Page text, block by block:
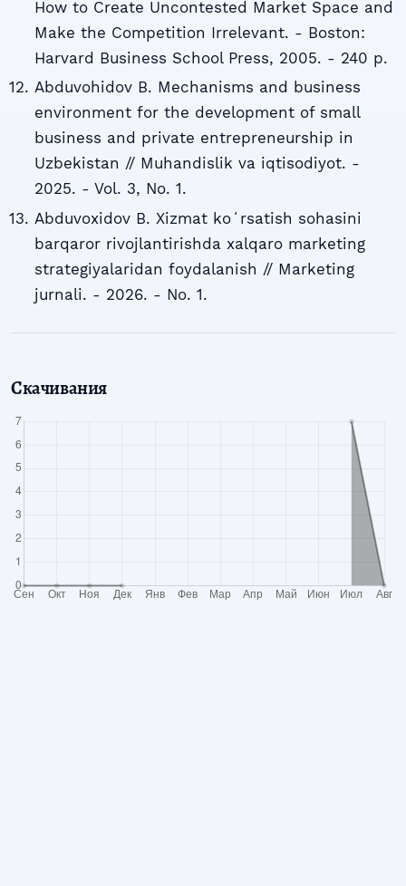
How to Create Uncontested Market Space and
Make the Competition Irrelevant. - Boston:
Harvard Business School Press, 2005. - 240 p.
Abduvohidov B. Mechanisms and business
environment for the development of small
business and private entrepreneurship in
Uzbekistan // Muhandislik va iqtisodiyot. -
2025. - Vol. 3, No. 1.
Abduvoxidov B. Xizmat koʻrsatish sohasini
barqaror rivojlantirishda xalqaro marketing
strategiyalaridan foydalanish // Marketing
jurnali. - 2026. - No. 1.
Скачивания